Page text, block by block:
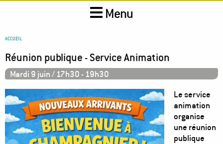
principal
Menu
You
here
ACCUEIL
Réunion publique - Service Animation
Mardi 9 juin / 17h30 - 19h30
Image
Le service
animation
organise
une réunion
publique